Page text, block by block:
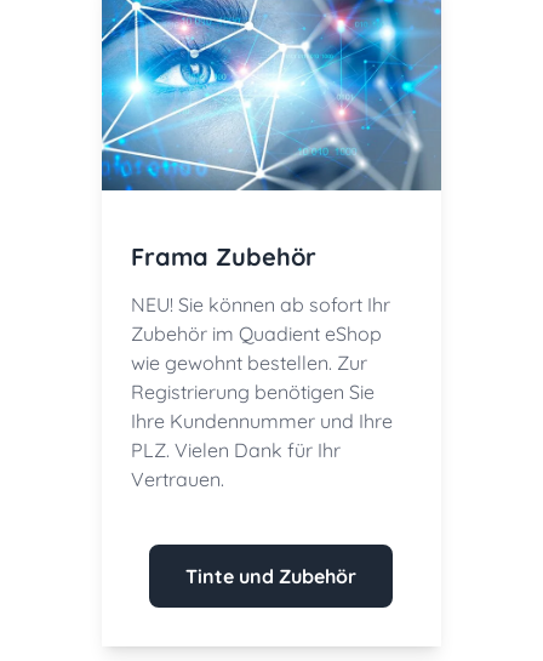
Frama Zubehör
NEU! Sie können ab sofort Ihr
Zubehör im Quadient eShop
wie gewohnt bestellen. Zur
Registrierung benötigen Sie
Ihre Kundennummer und Ihre
PLZ. Vielen Dank für Ihr
Vertrauen.
Tinte und Zubehör